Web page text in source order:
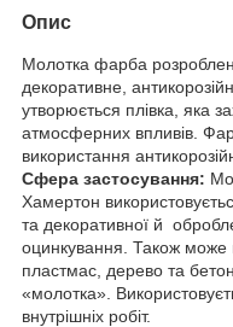
Опис
Молотка фарба
декоративне,
утворюється плівка, яка
атмосферних впливів.
використання
Сфера застосування:
Хамертон
та декоративної й
оцинкування. Також може
пластмас, дерево та
«молотка».
внутрішніх робіт.